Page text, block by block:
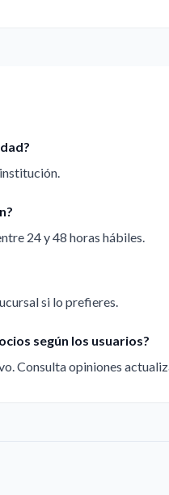
24 y 48 horas hábiles.
si lo prefieres.
según los usuarios?
Consulta opiniones